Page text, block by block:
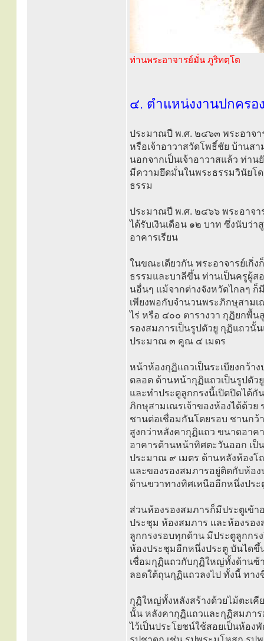
ท่านพระอาจารย์มั่น ภูริทตฺโต
๔. ตำแหน่งงานปกคร
ประมาณปี พ.ศ. ๒๔๖๓ พระอาจา
หรือเจ้าอาวาสวัดโพธิ์ชัย บ้านส
นอกจากเป็นเจ้าอาวาสแล้ว ท่า
มีความยึดมั่นในพระธรรมวินัยโ
ธรรม
ประมาณปี พ.ศ. ๒๔๖๖ พระอาจา
ได้รับเงินเดือน ๑๒ บาท ซึ่งนับว่า
อาคารเรียน
ในขณะเดียวกัน พระอาจารย์เกิ่ง
ธรรมและบาลีขึ้น ท่านเป็นครูผู้ส
นอื่นๆ แม้จากต่างจังหวัดไกลๆ
เพียงพอกับจำนวนพระภิกษุสาม
ไร่ หรือ ๔๐๐ ตารางวา กุฏิยกพื้น
รองสมภารเป็นรูปตัวยู กุฏิแถวนั้
ประมาณ ๓ คูณ ๔ เมตร
หน้าห้องกุฏิแถวเป็นระเบียงกว้า
ตลอด ด้านหน้ากุฏิแถวเป็นรูปตัว
และทำประตูลูกกรงนี้เปิดปิดได้กั
ภิกษุสามเณรเจ้าของห้องได้ด้ว
ชานต่อเชื่อมกันโดยรอบ ชานกว้
สูงกว่าหลังคากุฏิแถว ขนาดอาค
อาคารด้านหน้าทิศตะวันออก เ
ประมาณ ๙ เมตร ด้านหลังห้องโ
และของรองสมภารอยู่ติดกับห้อ
ด้านขวาทางทิศเหนืออีกหนึ่งประ
ส่วนห้องรองสมภารก็มีประตูเข้า
ประชุม ห้องสมภาร และห้องรอ
ลูกกรงรอบทุกด้าน มีประตูลูกกร
ห้องประชุมอีกหนึ่งประตู บันได
เชื่อมกุฏิแถวกับกุฏิใหญ่ทั้งด้านซ้
ลอดใต้ถุนกุฏิแถวลงไป ทั้งนี้ ทา
กุฏิใหญ่ทั้งหลังสร้างด้วยไม้ตะเคี
นั้น หลังคากุฏิแถวและกุฏิสมภา
ไว้เป็นประโยชน์ใช้สอยเป็นห้อง